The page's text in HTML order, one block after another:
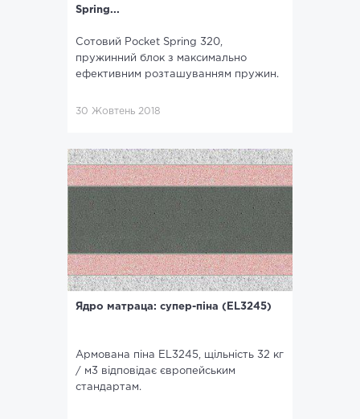
Spring...
Сотовий Pocket Spring 320,
пружинний блок з максимально
ефективним розташуванням пружин.
30 Жовтень 2018
Ядро матраца: супер-піна (EL3245)
Армована піна EL3245, щільність 32 кг
/ м3 відповідає європейським
стандартам.